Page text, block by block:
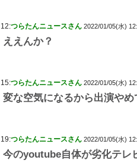
12:つらたんニュースさん 2022/01/05(水)
ええんか？
15:つらたんニュースさん 2022/01/05(水)
変な空気になるから出演やめ
19:つらたんニュースさん 2022/01/05(水)
今のyoutube自体が劣化テレ